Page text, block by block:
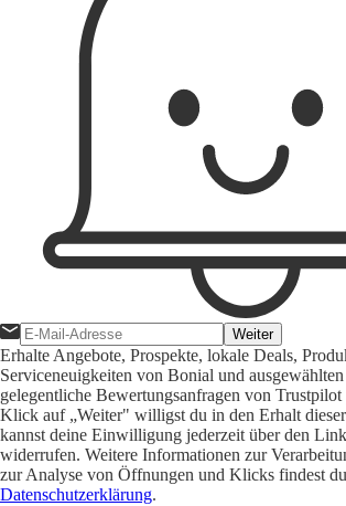
Weiter
Erhalte Angebote, Prospekte, lokale Deals,
Serviceneuigkeiten von Bonial und
gelegentliche Bewertungsanfragen von
Klick auf „Weiter" willigst du in den Erhalt
kannst deine Einwilligung jederzeit über den
widerrufen. Weitere Informationen zur
zur Analyse von Öffnungen und Klicks findest
Datenschutzerklärung.